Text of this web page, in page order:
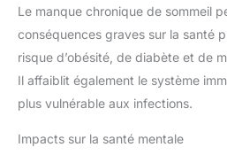
Le manque chronique de sommeil
conséquences graves sur la santé
risque d’obésité, de diabète et de
Il affaiblit également le système
plus vulnérable aux infections.
Impacts sur la santé mentale